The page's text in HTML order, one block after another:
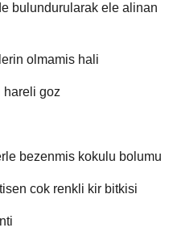
bulundurularak ele alinan
olmamis hali
hareli goz
bezenmis kokulu bolumu
cok renkli kir bitkisi